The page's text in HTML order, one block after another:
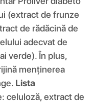
(extract de frunze
de rădăcină de
adecvat de
verde). În plus,
menținerea
Lista
celuloză, extract de